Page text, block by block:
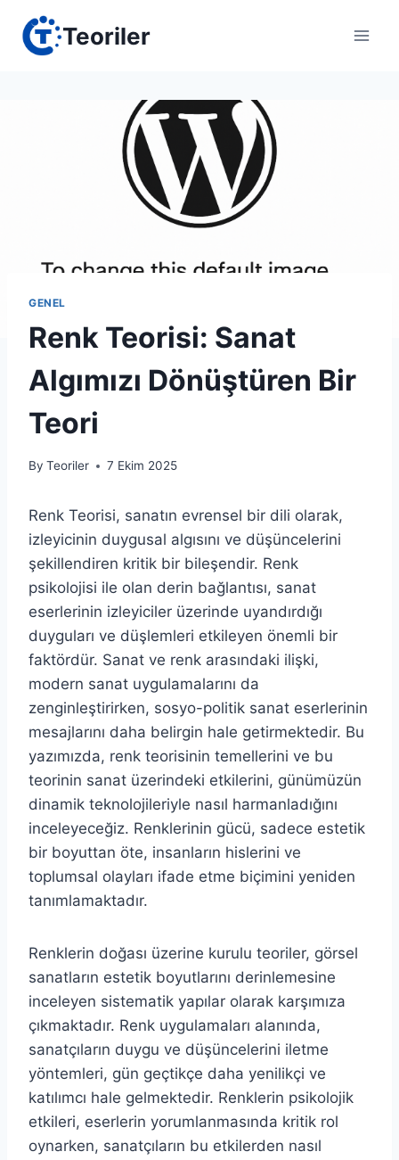
content
Teoriler
GENEL
Renk Teorisi: Sanat
Algımızı Dönüştüren Bir
Teori
By Teoriler 7 Ekim 2025
Renk Teorisi, sanatın evrensel bir dili olarak,
izleyicinin duygusal algısını ve düşüncelerini
şekillendiren kritik bir bileşendir. Renk
psikolojisi ile olan derin bağlantısı, sanat
eserlerinin izleyiciler üzerinde uyandırdığı
duyguları ve düşlemleri etkileyen önemli bir
faktördür. Sanat ve renk arasındaki ilişki,
modern sanat uygulamalarını da
zenginleştirirken, sosyo-politik sanat eserlerinin
mesajlarını daha belirgin hale getirmektedir. Bu
yazımızda, renk teorisinin temellerini ve bu
teorinin sanat üzerindeki etkilerini, günümüzün
dinamik teknolojileriyle nasıl harmanladığını
inceleyeceğiz. Renklerinin gücü, sadece estetik
bir boyuttan öte, insanların hislerini ve
toplumsal olayları ifade etme biçimini yeniden
tanımlamaktadır.
Renklerin doğası üzerine kurulu teoriler, görsel
sanatların estetik boyutlarını derinlemesine
inceleyen sistematik yapılar olarak karşımıza
çıkmaktadır. Renk uygulamaları alanında,
sanatçıların duygu ve düşüncelerini iletme
yöntemleri, gün geçtikçe daha yenilikçi ve
katılımcı hale gelmektedir. Renklerin psikolojik
etkileri, eserlerin yorumlanmasında kritik rol
oynarken, sanatçıların bu etkilerden nasıl